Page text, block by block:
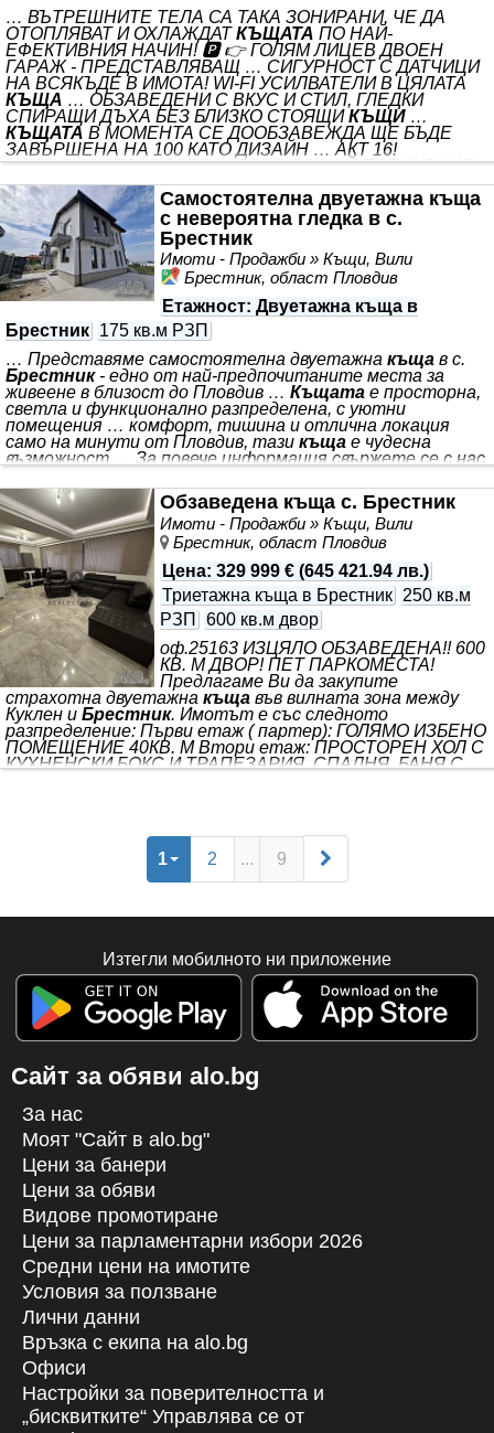
… ВЪТРЕШНИТЕ ТЕЛА СА ТАКА ЗОНИРАНИ, ЧЕ ДА
ОТОПЛЯВАТ И ОХЛАЖДАТКЪЩАТА ПО НАЙ-
ЕФЕКТИВНИЯ НАЧИН! 🅿 👉 ГОЛЯМ ЛИЦЕВ ДВОЕН
ГАРАЖ - ПРЕДСТАВЛЯВАЩ … СИГУРНОСТ С ДАТЧИЦИ
НА ВСЯКЪДЕ В ИМОТА! WI-FI УСИЛВАТЕЛИ В ЦЯЛАТА
КЪЩА … ОБЗАВЕДЕНИ С ВКУС И СТИЛ, ГЛЕДКИ
СПИРАЩИ ДЪХА БЕЗ БЛИЗКО СТОЯЩИКЪЩИ …
КЪЩАТА В МОМЕНТА СЕ ДООБЗАВЕЖДА ЩЕ БЪДЕ
ЗАВЪРШЕНА НА 100 КАТО ДИЗАЙН … АКТ 16!
НАПЪЛНО ОБЗАВЕДЕНАКЪЩАДО НАЙ-ПРЕЦИЗНИЯ
ДЕТАЙЛ, ЗАВЪРШЕНА СЪС СТИЛ ПО ИНДИВИДУАЛЕН
… АКТ 16! ✅НА АСФАЛТ - ЦЕЛОГОДИШЕН ДОСТЪП |
✅КАНАЛИЗАЦИЯ | ✅ПРАВА ВОДА | ✅ОТОПЛЕНИЕ И
ОХЛАЖДАНЕ - ЧИЛЪРИ С ПОДОВИ КЛИМАТИЦИ - ***
САМОСТОЯТЕЛНА МАСИВНА ПОСТРОЙКА С 56 КВ. М
Самостоятелна двуетажна къща
с невероятна гледка в с.
Брестник
Имоти - Продажби » Къщи, Вили
Брестник, област Пловдив
Етажност: Двуетажна къща в
Брестник 175 кв.м РЗП
… Представяме самостоятелна двуетажна къща в с.
Брестник- едно от най-предпочитаните места за
живеене в близост до Пловдив … Къщата е просторна,
светла и функционално разпределена, с уютни
помещения … комфорт, тишина и отлична локация
само на минути от Пловдив, тази къща е чудесна
възможност … За повече информация свържете се с нас
кажете, че сте видeли обявата в този сайт.
Референтен номер: PLV-141075 *** . Тихо и спокойно
място с чист въздух в подножието на Родопите и на
минути от града. Сградата е с Акт 14. Имотът с РЗП
175 кв.м разполага с двор с площ
Обзаведена къща с. Брестник
Имоти - Продажби » Къщи, Вили
Брестник, област Пловдив
Цена: 329 999 € (645 421.94 лв.)
Триетажна къща в Брестник 250 кв.м
РЗП
600 кв.м двор
оф.25163 ИЗЦЯЛО ОБЗАВЕДЕНА!! 600
КВ. М ДВОР! ПЕТ ПАРКОМЕСТА!
Предлагаме Ви да закупите
страхотна двуетажна къща във вилната зона между
Куклен и Брестник. Имотът е със следното
разпределение: Първи етаж ( партер): ГОЛЯМО ИЗБЕНО
ПОМЕЩЕНИЕ 40КВ. М Втори етаж: ПРОСТОРЕН ХОЛ С
КУХНЕНСКИ БОКС И ТРАПЕЗАРИЯ, СПАЛНЯ, БАНЯ С
закупите се продава изцяло обзаведено, което Ви дава
пълната възможност да се нанесете
1 2 ... 9
Изтегли мобилното ни приложение
Сайт за обяви alo.bg
За нас
Моят "Сайт в alo.bg"
Цени за банери
Цени за обяви
Видове промотиране
Цени за парламентарни избори 2026
Средни цени на имотите
Условия за ползване
Лични данни
Връзка с екипa на alo.bg
Офиси
Настройки за поверителността и
„бисквитките“ Управлява се от